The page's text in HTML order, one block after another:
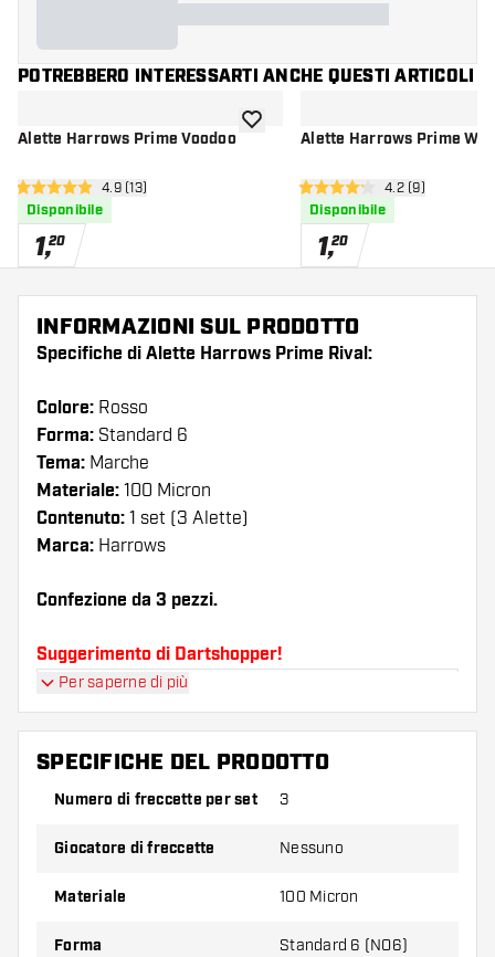
POTREBBERO INTERESSARTI ANCHE QUESTI ARTICOLI
Alette Harrows Prime Voodoo
apri pannello recensioni
4.9 stelle di valutazione
4.9 (13)
Disponibile
1,20
aggiungi alla lista dei desideri
Alette Harrows Prime
apri pannello
4.2 stelle di valutazione
4.2 (9)
Disponibile
1,20
INFORMAZIONI SUL PRODOTTO
Specifiche di Alette Harrows Prime Rival:
Colore: Rosso
Forma: Standard 6
Tema: Marche
Materiale: 100 Micron
Contenuto: 1 set (3 Alette)
Marca: Harrows
Confezione da 3 pezzi.
Suggerimento di Dartshopper!
numero di alette e di astine. Questi possono
danneggiarsi o rompersi con l'uso.
spessore diverso di alette per scoprire quale
Per saperne di più
SPECIFICHE DEL PRODOTTO
Numero di freccette per set 3
Giocatore di freccette Nessuno
Materiale 100 Micron
Forma Standard 6 (NO6)